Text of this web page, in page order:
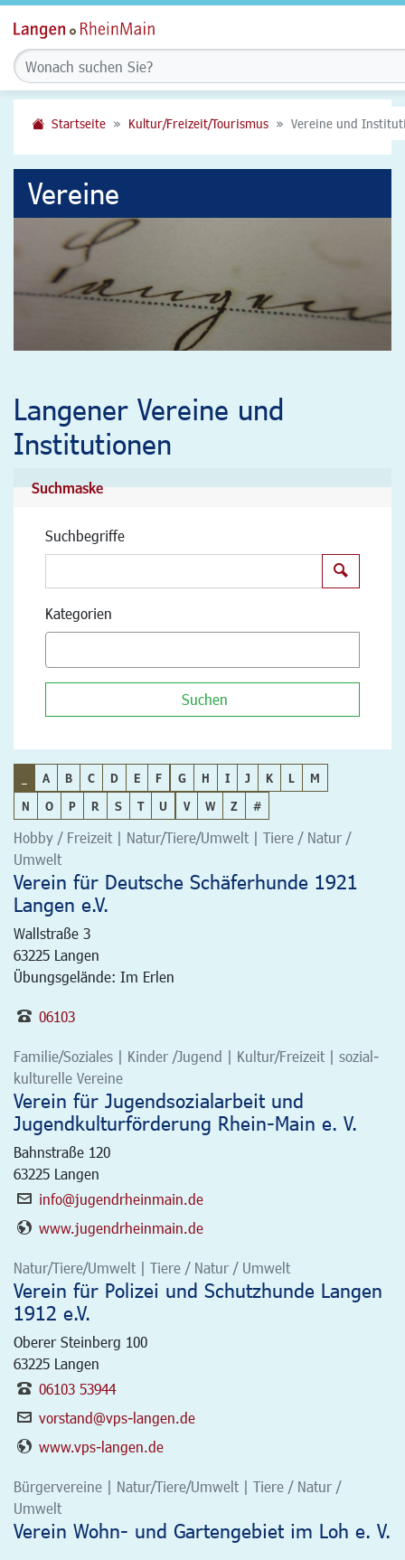
Startseite Kultur/Freizeit/Tourismus Vereine und
Vereine
Langener Vereine und
Institutionen
Suchmaske
Suchbegriffe
Kategorien
Suchen
A B C D E F G H I J K L
M
N
O P R S T U V W Z #
Hobby / Freizeit | Natur/Tiere/Umwelt | Tiere / Natur /
Umwelt
Verein für Deutsche Schäferhunde 1921
Langen e.V.
Wallstraße 3
63225 Langen
Übungsgelände: Im Erlen
06103
Familie/Soziales | Kinder /Jugend | Kultur/Freizeit | sozial-
kulturelle Vereine
Verein für Jugendsozialarbeit und
Jugendkulturförderung Rhein-Main e. V.
Bahnstraße 120
63225 Langen
info@jugendrheinmain.de
www.jugendrheinmain.de
Natur/Tiere/Umwelt | Tiere / Natur / Umwelt
Verein für Polizei und Schutzhunde Langen
1912 e.V.
Oberer Steinberg 100
63225 Langen
06103 53944
vorstand@vps-langen.de
www.vps-langen.de
Bürgervereine | Natur/Tiere/Umwelt | Tiere / Natur /
Umwelt
Verein Wohn- und Gartengebiet im Loh e. V.